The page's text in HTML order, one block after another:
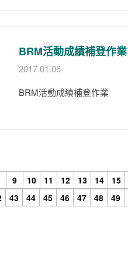
BRM活動成績補登作業
2017.01.06
BRM活動成績補登作業
9 10 11 12 13 14
15
43 44 45 46 47 48 49